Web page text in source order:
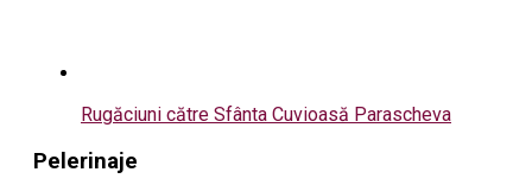
Rugăciuni către Sfânta Cuvioasă Parascheva
Pelerinaje